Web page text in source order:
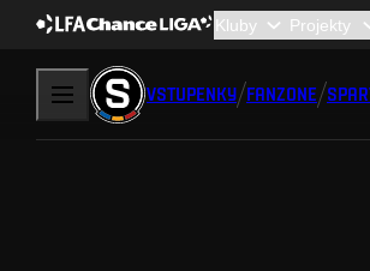
VSTUPENKY FANZONE